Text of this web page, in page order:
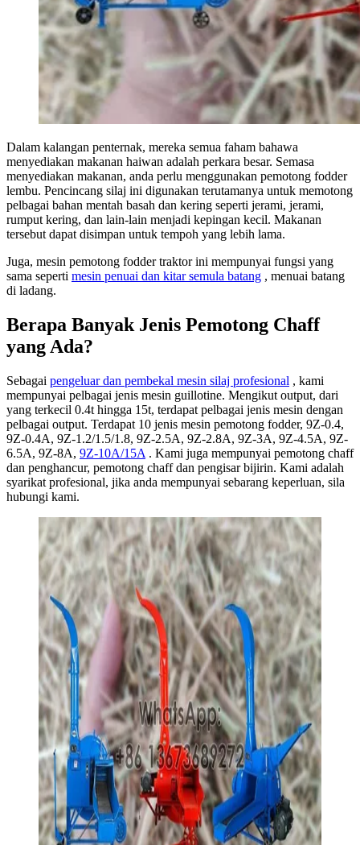
Dalam kalangan penternak, mereka semua faham bahawa
menyediakan makanan haiwan adalah perkara besar. Semasa
menyediakan makanan, anda perlu menggunakan pemotong fodder
lembu. Pencincang silaj ini digunakan terutamanya untuk memotong
pelbagai bahan mentah basah dan kering seperti jerami, jerami,
rumput kering, dan lain-lain menjadi kepingan kecil. Makanan
tersebut dapat disimpan untuk tempoh yang lebih lama.
Juga, mesin pemotong fodder traktor ini mempunyai fungsi yang
sama seperti mesin penuai dan kitar semula batang , menuai batang
di ladang.
Berapa Banyak Jenis Pemotong Chaff
yang Ada?
Sebagai pengeluar dan pembekal mesin silaj profesional , kami
mempunyai pelbagai jenis mesin guillotine. Mengikut output, dari
yang terkecil 0.4t hingga 15t, terdapat pelbagai jenis mesin dengan
pelbagai output. Terdapat 10 jenis mesin pemotong fodder, 9Z-0.4,
9Z-0.4A, 9Z-1.2/1.5/1.8, 9Z-2.5A, 9Z-2.8A, 9Z-3A, 9Z-4.5A, 9Z-
6.5A, 9Z-8A, 9Z-10A/15A . Kami juga mempunyai pemotong chaff
dan penghancur, pemotong chaff dan pengisar bijirin. Kami adalah
syarikat profesional, jika anda mempunyai sebarang keperluan, sila
hubungi kami.